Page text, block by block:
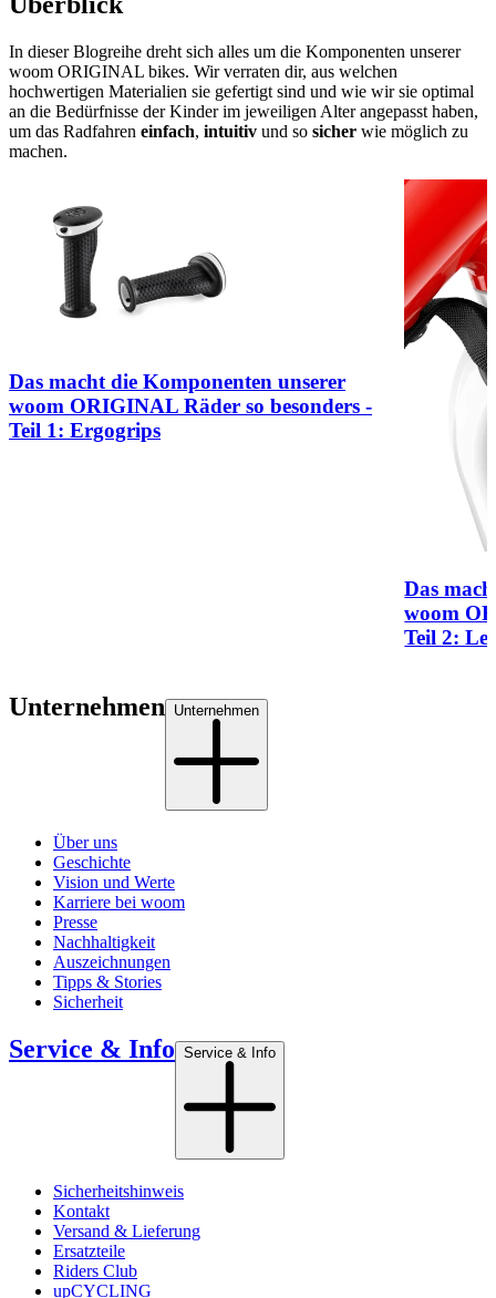
In dieser Blogreihe dreht sich alles um die Komponenten unserer
woom ORIGINAL bikes. Wir verraten dir, aus welchen
hochwertigen Materialien sie gefertigt sind und wie wir sie optimal
an die Bedürfnisse der Kinder im jeweiligen Alter angepasst haben,
um das Radfahren einfach, intuitiv und so sicher wie möglich zu
machen.
Das macht die Komponenten unserer
woom ORIGINAL Räder so besonders -
Teil 1: Ergogrips
Das
woom
Teil 2:
Unternehmen Unternehmen
Über uns
Geschichte
Vision und Werte
Karriere bei woom
Presse
Nachhaltigkeit
Auszeichnungen
Tipps & Stories
Sicherheit
Service & Info Service & Info
Sicherheitshinweis
Kontakt
Versand & Lieferung
Ersatzteile
Riders Club
upCYCLING